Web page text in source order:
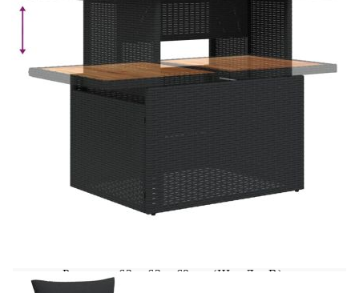
Размери на водоустойчивата чанта: 55 x 53
x 34 см (Д x Ш x В)
Максимален капацитет на натоварване (на
място): 110 кг
UV устойчив
Пластмасови регулируеми крачета
Необходим е монтаж
Ъглова седалка:
Цвят: Черен
Размери: 62 x 62 x 69 см (Ш x Д x В)